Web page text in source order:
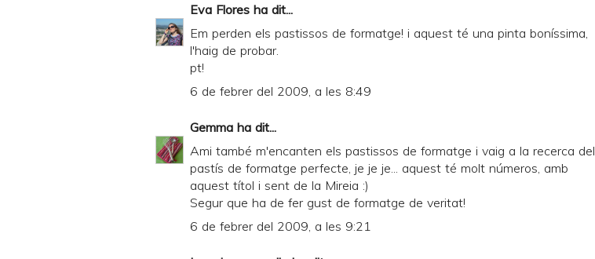
Eva Flores ha dit...
Em perden els pastissos de formatge! i aquest té una pinta boníssima,
l'haig de probar.
pt!
6 de febrer del 2009, a les 8:49
Gemma ha dit...
Ami també m'encanten els pastissos de formatge i vaig a la recerca del
pastís de formatge perfecte, je je je... aquest té molt números, amb
aquest títol i sent de la Mireia :)
Segur que ha de fer gust de formatge de veritat!
6 de febrer del 2009, a les 9:21